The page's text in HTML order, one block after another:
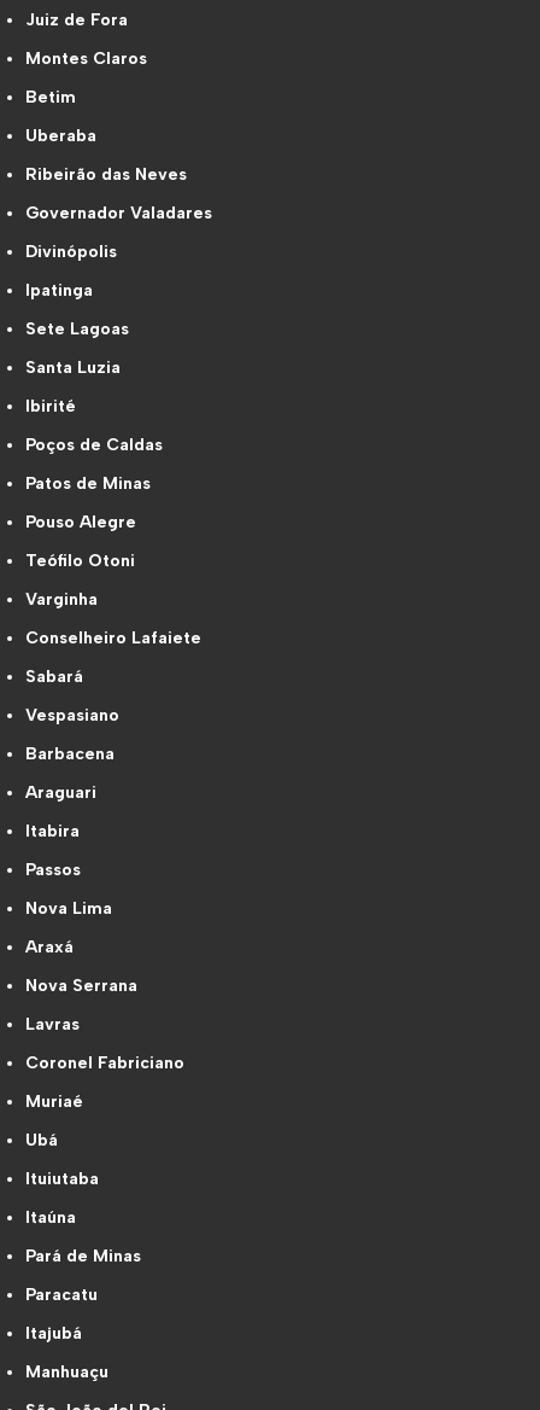
Juiz de Fora
Montes Claros
Betim
Uberaba
Ribeirão das Neves
Governador Valadares
Divinópolis
Ipatinga
Sete Lagoas
Santa Luzia
Ibirité
Poços de Caldas
Patos de Minas
Pouso Alegre
Teófilo Otoni
Varginha
Conselheiro Lafaiete
Sabará
Vespasiano
Barbacena
Araguari
Itabira
Passos
Nova Lima
Araxá
Nova Serrana
Lavras
Coronel Fabriciano
Muriaé
Ubá
Ituiutaba
Itaúna
Pará de Minas
Paracatu
Itajubá
Manhuaçu